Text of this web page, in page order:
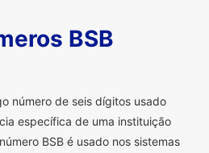
BSB
número de seis dígitos usado
específica de uma instituição
BSB é usado nos sistemas